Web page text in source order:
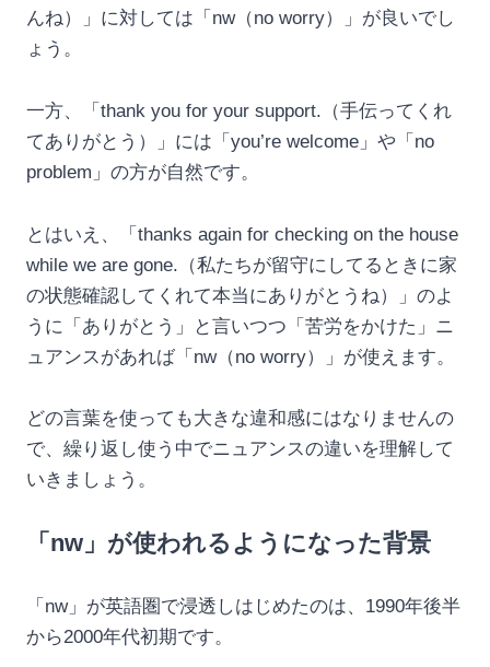
んね）」に対しては「nw（no worry）」が良いでし
ょう。
一方、「thank you for your support.（手伝ってくれ
てありがとう）」には「you’re welcome」や「no
problem」の方が自然です。
とはいえ、「thanks again for checking on the house
while we are gone.（私たちが留守にしてるときに家
の状態確認してくれて本当にありがとうね）」のよ
うに「ありがとう」と言いつつ「苦労をかけた」ニ
ュアンスがあれば「nw（no worry）」が使えます。
どの言葉を使っても大きな違和感にはなりませんの
で、繰り返し使う中でニュアンスの違いを理解して
いきましょう。
「nw」が使われるようになった背景
「nw」が英語圏で浸透しはじめたのは、1990年後半
から2000年代初期です。